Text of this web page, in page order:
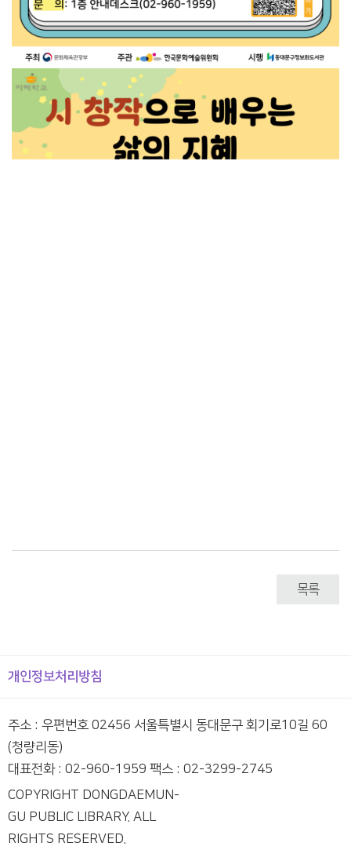
목록
개인정보처리방침
주소 : 우편번호 02456 서울특별시 동대문구 회기로10길 60
(청량리동)
대표전화 : 02-960-1959 팩스 : 02-3299-2745
COPYRIGHT DONGDAEMUN-
GU PUBLIC LIBRARY. ALL
RIGHTS RESERVED.